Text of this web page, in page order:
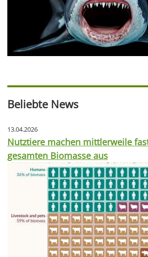
Beliebte News
13.04.2026
Nutztiere machen mittlerweile
gesamten Biomasse aus